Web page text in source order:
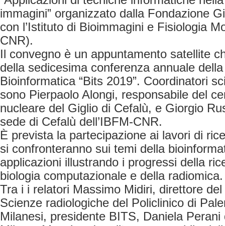
immagini” organizzato dalla Fondazione
con l’Istituto di Bioimmagini e Fisiologia
CNR).
Il convegno è un appuntamento satellite
della sedicesima conferenza annuale
Bioinformatica “Bits 2019”. Coordinatori
sono Pierpaolo Alongi, responsabile del
nucleare del Giglio di Cefalù, e Giorgio
sede di Cefalù dell’IBFM-CNR.
È prevista la partecipazione ai lavori di
si confronteranno sui temi della
applicazioni illustrando i progressi della
biologia computazionale e della radiomica.
Tra i i relatori Massimo Midiri, direttore
Scienze radiologiche del Policlinico di
Milanesi, presidente BITS, Daniela